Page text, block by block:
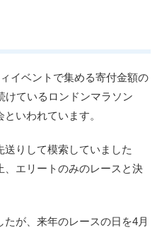
イベントで集める寄付金額の
けているロンドンマラソン
いわれています。
りして模索していました
、エリートのみのレースと決
が、来年のレースの日を4月